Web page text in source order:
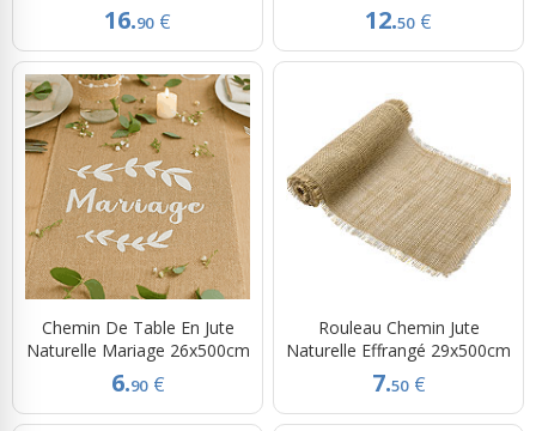
16.90 € 12.50 €
Chemin De Table En Jute
Naturelle Mariage 26x500cm
6.90 €
Rouleau Chemin Jute
Naturelle Effrangé 29x500cm
7.50 €